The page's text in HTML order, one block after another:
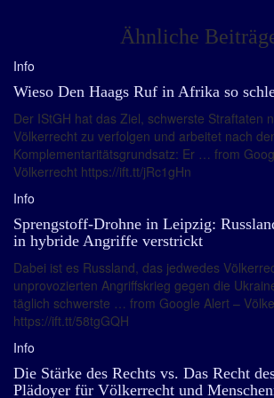
Ähnliche
Info
Wieso Den Haags Ruf in Afrika so
Der IStGH hat das Ziel, schwerste Straftaten
Völkerrecht zu verfolgen und arbeitet nach
Komplementaritätsgrundsatz: Er … from
Völkerrecht https://ift.tt/jRc1gHn
Info
Sprengstoff-Drohne in Leipzig:
in hybride Angriffe verstrickt
Dabei ist es Russland, das jedwedes
unprovozierten Angriffskrieg gegen die
täglich schwerste … from Google Alert –
https://ift.tt/58tgGQH
Info
Die Stärke des Rechts vs. Das Recht
Plädoyer für Völkerrecht und